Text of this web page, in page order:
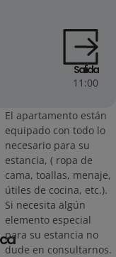
Salida
11:00
El apartamento están
equipado con todo lo
necesario para su
estancia, ( ropa de
cama, toallas, menaje,
útiles de cocina, etc.).
Si necesita algún
elemento especial
para su estancia no
dude en consultarnos.